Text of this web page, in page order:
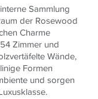
Sammlung
der Rosewood
Charme
Zimmer und
Wände,
Formen
und sorgen